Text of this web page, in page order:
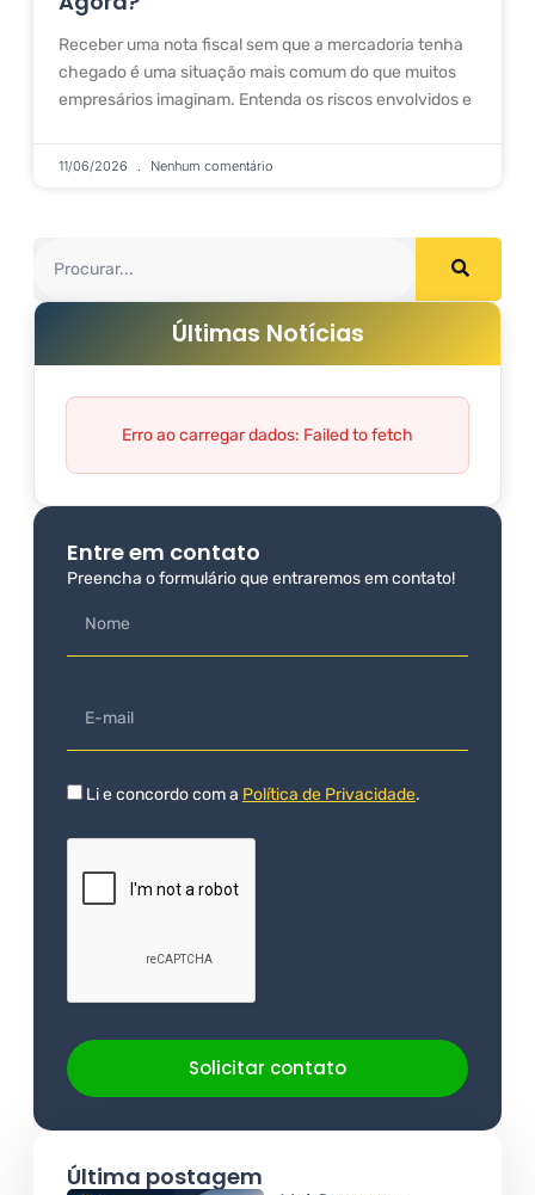
Receber uma nota fiscal sem que a mercadoria tenha
chegado é uma situação mais comum do que muitos
empresários imaginam. Entenda os riscos envolvidos e
11/06/2026 Nenhum comentário
Últimas Notícias
Erro ao carregar dados: Failed to fetch
Entre em contato
Preencha o formulário que entraremos em contato!
Li e concordo com a Política de Privacidade.
Solicitar contato
Última postagem